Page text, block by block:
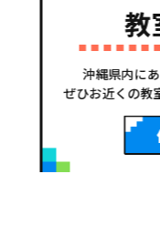
教
沖縄県内に
ぜひお近くの教